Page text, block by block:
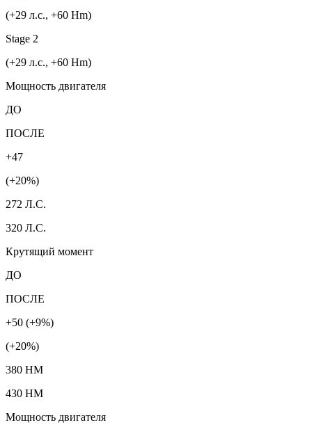
(+29 л.с., +60 Hm)
Stage 2
(+29 л.с., +60 Hm)
Мощность двигателя
ДО
ПОСЛЕ
+47
(+20%)
272 Л.С.
320 Л.С.
Крутящий момент
ДО
ПОСЛЕ
+50 (+9%)
(+20%)
380 HM
430 HM
Мощность двигателя